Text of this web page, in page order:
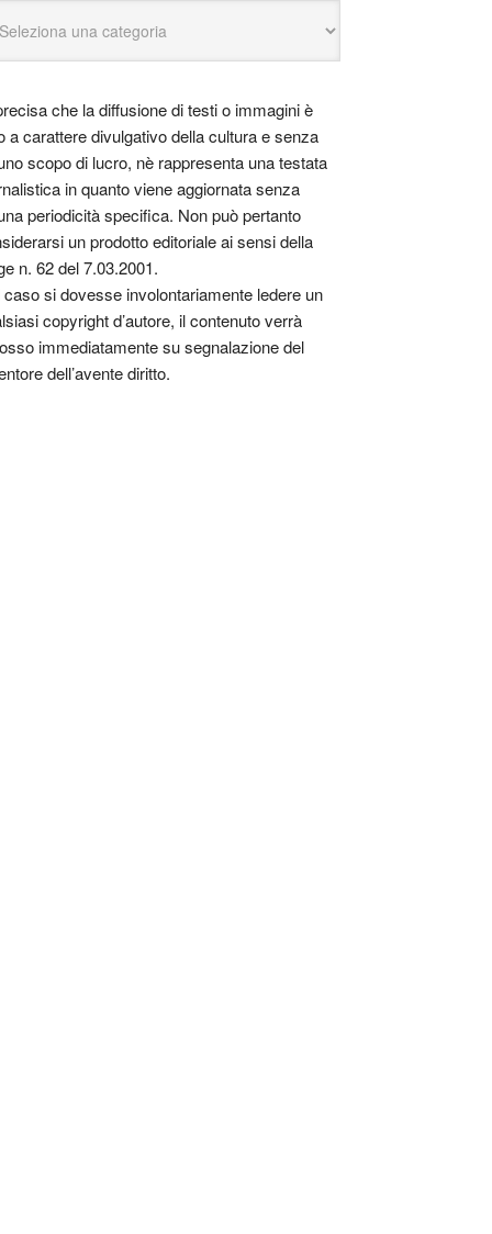
che la diffusione di testi o immagini è
a carattere divulgativo della cultura e senza
scopo di lucro, nè rappresenta una testata
in quanto viene aggiornata senza
periodicità specifica. Non può pertanto
un prodotto editoriale ai sensi della
n. 62 del 7.03.2001.
caso si dovesse involontariamente ledere un
copyright d’autore, il contenuto verrà
immediatamente su segnalazione del
dell’avente diritto.